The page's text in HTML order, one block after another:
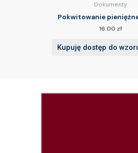
Dokumenty
Pokwitowanie
16.00 zł
Kupuję dostęp do